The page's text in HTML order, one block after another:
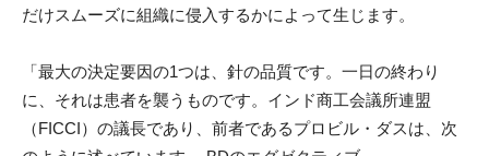
だけスムーズに組織に侵入するかによって生じます。
「最大の決定要因の1つは、針の品質です。一日の終わり
に、それは患者を襲うものです。インド商工会議所連盟
（FICCI）の議長であり、前者であるプロビル・ダスは、次